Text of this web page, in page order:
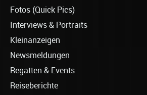
Fotos (Quick Pics)
Interviews & Portraits
Kleinanzeigen
Newsmeldungen
Regatten & Events
Reiseberichte